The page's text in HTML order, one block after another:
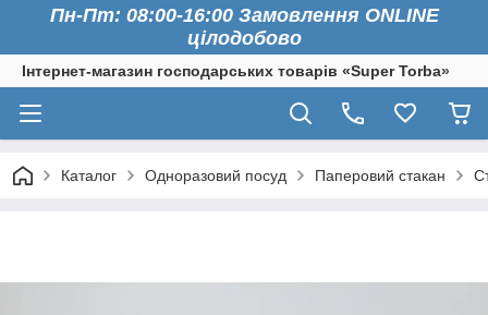
Пн-Пт: 08:00-16:00 Замовлення ONLINE
цілодобово
Інтернет-магазин господарських товарів «Super Torba»
Каталог Одноразовий посуд Паперовий стакан